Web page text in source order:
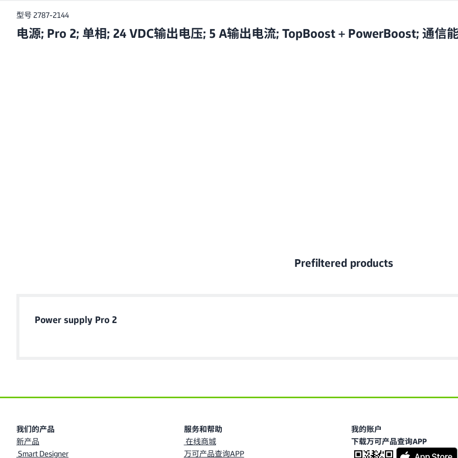
型号 2787-2144
电源; Pro 2; 单相; 24 VDC输出电压; 5 A输出电流; TopBoost + PowerBoost; 通信
Prefiltered products
Power supply Pro 2
我们的产品
新产品
Smart Designer
服务和帮助
在线商城
万可产品查询APP
我的账户
下载万可产品查询APP